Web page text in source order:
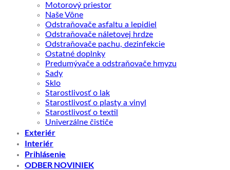
Motorový priestor
Naše Vône
Odstraňovače asfaltu a lepidiel
Odstraňovače náletovej hrdze
Odstraňovače pachu, dezinfekcie
Ostatné doplnky
Predumývače a odstraňovače hmyzu
Sady
Sklo
Starostlivosť o lak
Starostlivosť o plasty a vinyl
Starostlivosť o textil
Univerzálne čističe
Exteriér
Interiér
Prihlásenie
ODBER NOVINIEK